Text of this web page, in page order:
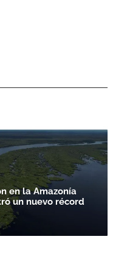
en la Amazonía
un nuevo récord